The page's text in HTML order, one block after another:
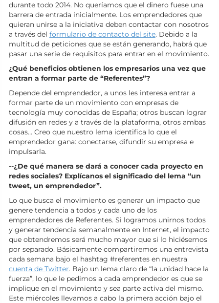
durante todo 2014. No queríamos que el dinero fuese una
barrera de entrada inicialmente. Los emprendedores que
quieran unirse a la iniciativa deben contactar con nosotros
a través del formulario de contacto del site. Debido a la
multitud de peticiones que se están generando, habrá que
pasar una serie de requisitos para entrar en el movimiento.
¿Qué beneficios obtienen los empresarios una vez que
entran a formar parte de “Referentes”?
Depende del emprendedor, a unos les interesa entrar a
formar parte de un movimiento con empresas de
tecnología muy conocidas de España; otros buscan lograr
difusión en redes y a través de la plataforma, otros ambas
cosas… Creo que nuestro lema identifica lo que el
emprendedor gana: conectarse, difundir su empresa e
impulsarla.
--¿De qué manera se dará a conocer cada proyecto en
redes sociales? Explícanos el significado del lema “un
tweet, un emprendedor”.
Lo que busca el movimiento es generar un impacto que
genere tendencia a todos y cada uno de los
emprendedores de Referentes. Si logramos unirnos todos
y generar tendencia semanalmente en Internet, el impacto
que obtendremos será mucho mayor que si lo hiciésemos
por separado. Básicamente compartiremos una entrevista
cada semana bajo el hashtag #referentes en nuestra
cuenta de Twitter. Bajo un lema claro de “la unidad hace la
fuerza”, lo que le pedimos a cada emprendedor es que se
implique en el movimiento y sea parte activa del mismo.
Este miércoles llevamos a cabo la primera acción bajo el